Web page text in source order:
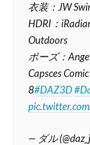
衣装：JW
HDRI：
Outdoors
ポーズ：
Capsces
8#DAZ3D
— ダル